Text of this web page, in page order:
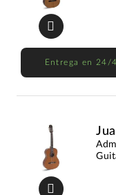
Entrega en 24/